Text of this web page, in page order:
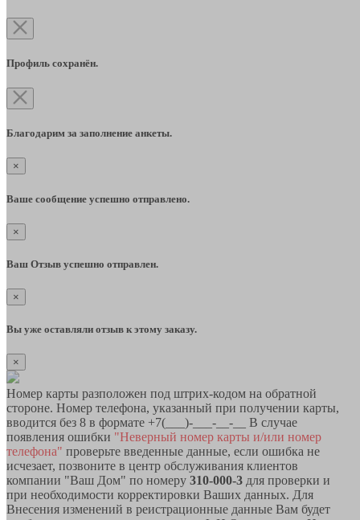
Профиль сохранён.
Благодарим за заполнение анкеты.
×
Ваше сообщение успешно отправлено.
×
Ваш Отзыв успешно отправлен.
×
Вы уже оставляли отзыв к этому заказу.
×
Номер карты разположен под штрих-кодом на обратной
стороне. Номер телефона, указанный при получении карты,
вводится без 8 в формате +7(___)-___-__-__ В случае
появления ошибки "Неверный номер карты и/или номер
телефона" проверьте введенные данные, если ошибка не
исчезает, позвоните в центр обслуживания клиентов
компании "Ваш Дом" по номеру 310-000-3 для проверки и
при необходимости корректировки Ваших данных. Для
Внесения изменений в реистрационные данные Вам будет